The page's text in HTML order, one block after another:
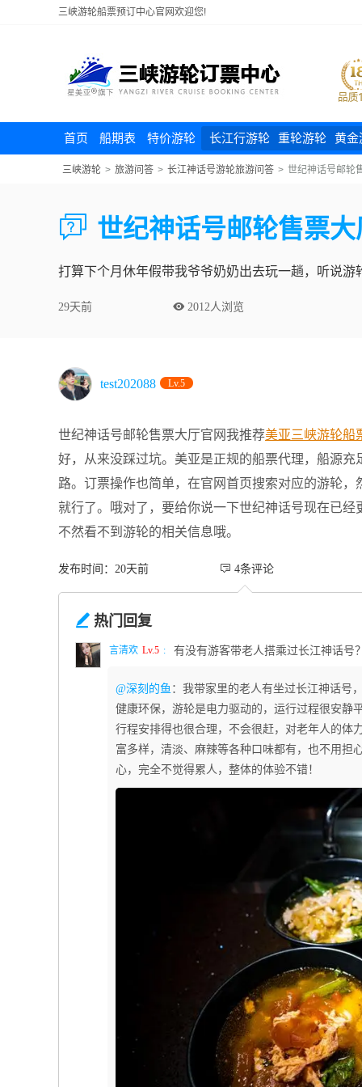
三峡游轮船票预订中心官网欢迎您!
首页 船期表 特价游轮 长江行游轮 重轮游轮 黄金
三峡游轮 > 旅游问答 > 长江神话号游轮旅游问答 > 世纪神话号邮轮
 世纪神话号邮轮售票
打算下个月休年假带我爷爷奶奶出去玩一趟，听说
29天前  2012人浏览
test202088 Lv.5
世纪神话号邮轮售票大厅官网我推荐美亚三峡游轮船
好，从来没踩过坑。美亚是正规的船票代理，船源
路。订票操作也简单，在官网首页搜索对应的游轮
就行了。哦对了，要给你说一下世纪神话号现在已
不然看不到游轮的相关信息哦。
发布时间：20天前  4条评论
 热门回复
言清欢 Lv.5 : 有没有游客带老人搭乘过长江神话号
@深刻的鱼 ：我带家里的老人有坐过长江神话号
健康环保，游轮是电力驱动的，运行过程很安静
行程安排得也很合理，不会很赶，对老年人的体
富多样，清淡、麻辣等各种口味都有，也不用担
心，完全不觉得累人，整体的体验不错！